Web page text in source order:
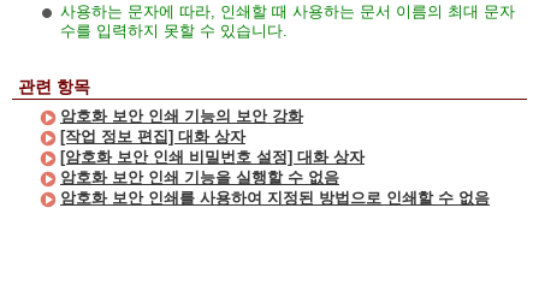
사용하는 문자에 따라, 인쇄할 때 사용하는 문서 이름의 최대 문자
수를 입력하지 못할 수 있습니다.
관련 항목
암호화 보안 인쇄 기능의 보안 강화
[작업 정보 편집] 대화 상자
[암호화 보안 인쇄 비밀번호 설정] 대화 상자
암호화 보안 인쇄 기능을 실행할 수 없음
암호화 보안 인쇄를 사용하여 지정된 방법으로 인쇄할 수 없음